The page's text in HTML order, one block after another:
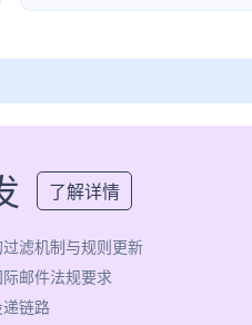
了解详情
滤机制与规则更新
邮件法规要求
链路